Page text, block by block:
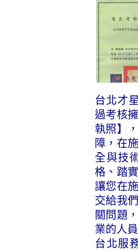
台北才
過考核
執照】
障，在
全與技
格、踏
讓您在
交給我
關問題
業的人
台北服